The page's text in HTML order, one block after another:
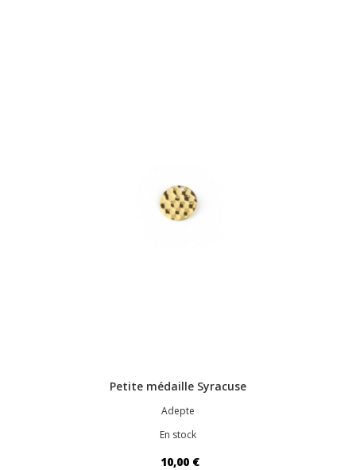
Petite médaille Syracuse
Adepte
En stock
10,00 €